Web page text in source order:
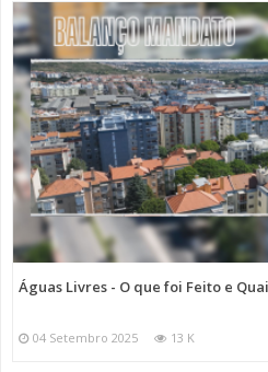
Águas Livres - O que foi Feito e
04 Setembro 2025 13 K